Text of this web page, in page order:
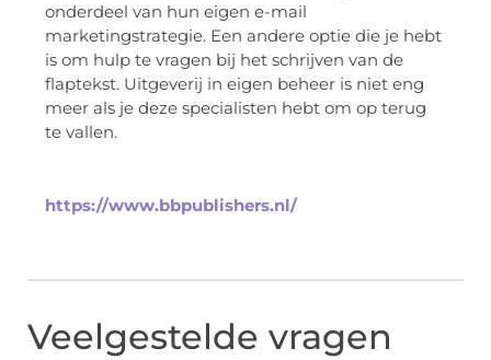
onderdeel van hun eigen e-mail
marketingstrategie. Een andere optie die je hebt
is om hulp te vragen bij het schrijven van de
flaptekst. Uitgeverij in eigen beheer is niet eng
meer als je deze specialisten hebt om op terug
te vallen.
https://www.bbpublishers.nl/
Veelgestelde vragen